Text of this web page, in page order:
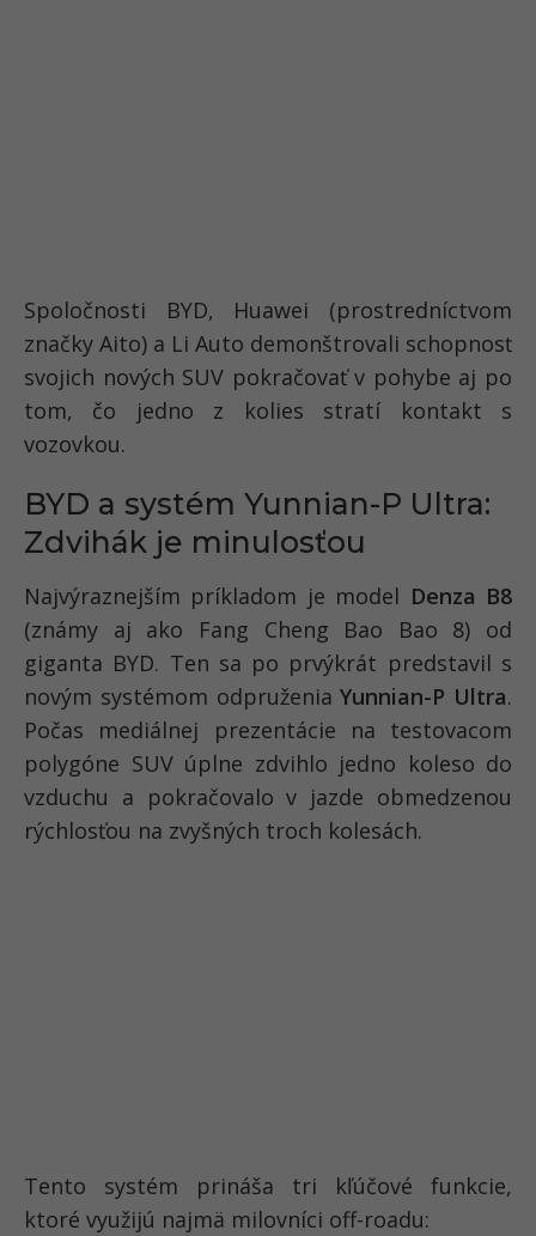
Spoločnosti BYD, Huawei (prostredníctvom
značky Aito) a Li Auto demonštrovali schopnosť
svojich nových SUV pokračovať v pohybe aj po
tom, čo jedno z kolies stratí kontakt s
vozovkou.
BYD a systém Yunnian-P Ultra:
Zdvihák je minulosťou
Najvýraznejším príkladom je model Denza B8
(známy aj ako Fang Cheng Bao Bao 8) od
giganta BYD. Ten sa po prvýkrát predstavil s
novým systémom odpruženiaYunnian-P Ultra.
Počas mediálnej prezentácie na testovacom
polygóne SUV úplne zdvihlo jedno koleso do
vzduchu a pokračovalo v jazde obmedzenou
rýchlosťou na zvyšných troch kolesách.
Tento systém prináša tri kľúčové funkcie,
ktoré využijú najmä milovníci off-roadu: